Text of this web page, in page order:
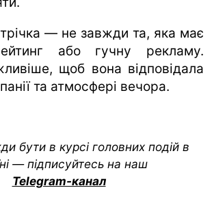
— не завжди та, яка має
або гучну рекламу.
щоб вона відповідала
та атмосфері вечора.
бути в курсі головних подій в
— підписуйтесь на наш
Telegram-канал